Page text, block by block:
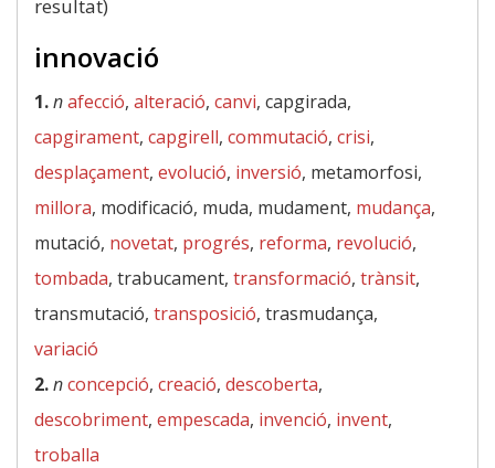
resultat)
innovació
1.nafecció, alteració, canvi, capgirada,
capgirament, capgirell, commutació, crisi,
desplaçament, evolució, inversió, metamorfosi,
millora, modificació, muda, mudament, mudança,
mutació, novetat, progrés, reforma, revolució,
tombada, trabucament, transformació, trànsit,
transmutació, transposició, trasmudança,
variació
2.nconcepció, creació, descoberta,
descobriment, empescada, invenció, invent,
troballa